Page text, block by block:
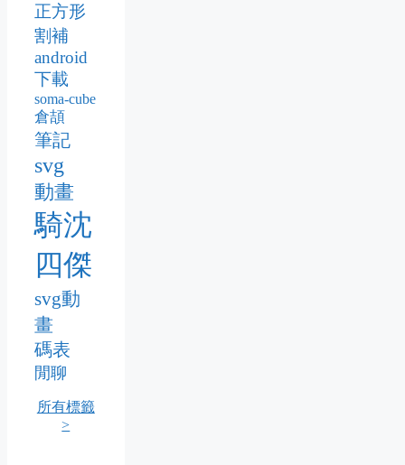
正方形
割補
android
下載
soma-cube
倉頡
筆記
svg
動畫
騎沈
四傑
svg動
畫
碼表
閒聊
所有標籤
>